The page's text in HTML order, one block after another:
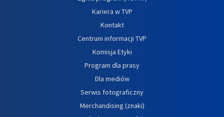
Kariera w TVP
Kontakt
Centrum informacji TVP
Komisja Etyki
Program dla prasy
Dla mediów
Serwis fotograficzny
Merchandising (znaki)